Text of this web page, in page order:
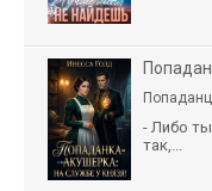
- Либо
так,...